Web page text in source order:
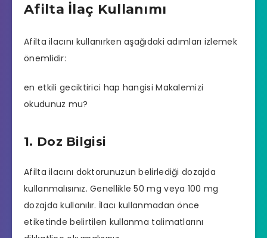
Afilta İlaç Kullanımı
Afilta ilacını kullanırken aşağıdaki adımları izlemek
önemlidir:
en etkili geciktirici hap hangisi Makalemizi
okudunuz mu?
1. Doz Bilgisi
Afilta ilacını doktorunuzun belirlediği dozajda
kullanmalısınız. Genellikle 50 mg veya 100 mg
dozajda kullanılır. İlacı kullanmadan önce
etiketinde belirtilen kullanma talimatlarını